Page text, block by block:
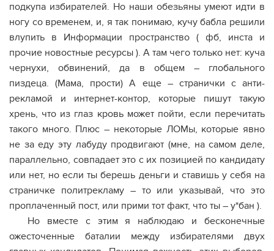
подкупа избирателей. Но наши обезьяны умеют идти в
ногу со временем, и, я так понимаю, кучу бабла решили
влупить в Информации пространство ( фб, инста и
прочие новостные ресурсы ). А там чего только нет: куча
чернухи, обвинений, да в общем – глобального
пиздеца. (Мама, прости) А еще – странички с анти-
рекламой и интернет-контор, которые пишут такую
хрень, что из глаз кровь может пойти, если перечитать
такого много. Плюс – некоторые ЛОМы, которые явно
не за еду эту лабуду продвигают (мне, на самом деле,
параллельно, совпадает это с их позицией по кандидату
или нет, но если ты берешь деньги и ставишь у себя на
страничке политрекламу – то или указывай, что это
проплаченный пост, или прими тот факт, что ты – у*бан ).
Но вместе с этим я наблюдаю и бесконечные
ожесточенные баталии между избирателями двух